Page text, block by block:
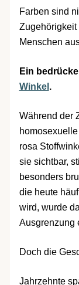
Farben sind
Zugehörigkeit
Menschen
Ein
Winkel .
Während der
rosa
sie sichtbar,
besonders
die heute
wird, wurde
Ausgrenzung
Doch die
Jahrzehnte